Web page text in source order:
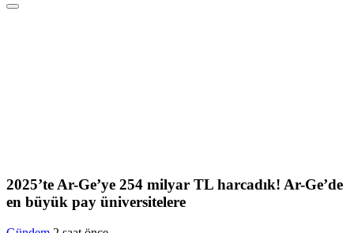
2025’te Ar-Ge’ye 254 milyar TL harcadık! Ar-Ge’de
en büyük pay üniversitelere